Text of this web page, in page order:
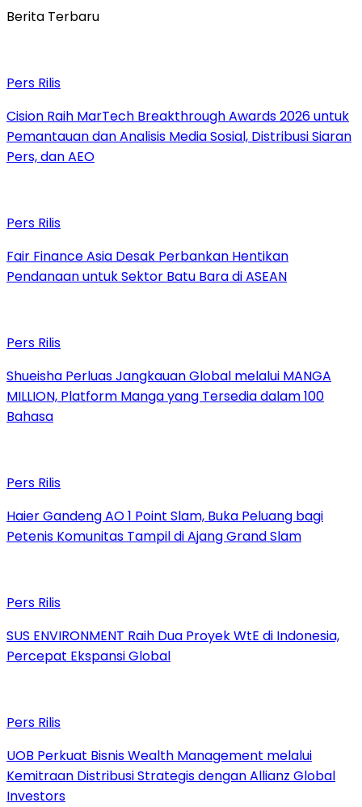
Berita Terbaru
Pers Rilis
Cision Raih MarTech Breakthrough Awards 2026 untuk
Pemantauan dan Analisis Media Sosial, Distribusi Siaran
Pers, dan AEO
Pers Rilis
Fair Finance Asia Desak Perbankan Hentikan
Pendanaan untuk Sektor Batu Bara di ASEAN
Pers Rilis
Shueisha Perluas Jangkauan Global melalui MANGA
MILLION, Platform Manga yang Tersedia dalam 100
Bahasa
Pers Rilis
Haier Gandeng AO 1 Point Slam, Buka Peluang bagi
Petenis Komunitas Tampil di Ajang Grand Slam
Pers Rilis
SUS ENVIRONMENT Raih Dua Proyek WtE di Indonesia,
Percepat Ekspansi Global
Pers Rilis
UOB Perkuat Bisnis Wealth Management melalui
Kemitraan Distribusi Strategis dengan Allianz Global
Investors